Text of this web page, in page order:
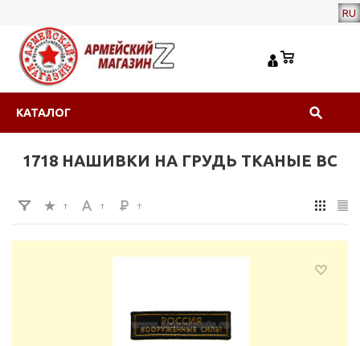
RU
КАТАЛОГ
1718 НАШИВКИ НА ГРУДЬ ТКАНЫЕ ВС